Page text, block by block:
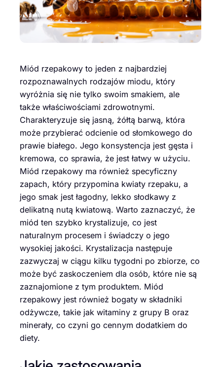
Miód rzepakowy to jeden z najbardziej
rozpoznawalnych rodzajów miodu, który
wyróżnia się nie tylko swoim smakiem, ale
także właściwościami zdrowotnymi.
Charakteryzuje się jasną, żółtą barwą, która
może przybierać odcienie od słomkowego do
prawie białego. Jego konsystencja jest gęsta i
kremowa, co sprawia, że jest łatwy w użyciu.
Miód rzepakowy ma również specyficzny
zapach, który przypomina kwiaty rzepaku, a
jego smak jest łagodny, lekko słodkawy z
delikatną nutą kwiatową. Warto zaznaczyć, że
miód ten szybko krystalizuje, co jest
naturalnym procesem i świadczy o jego
wysokiej jakości. Krystalizacja następuje
zazwyczaj w ciągu kilku tygodni po zbiorze, co
może być zaskoczeniem dla osób, które nie są
zaznajomione z tym produktem. Miód
rzepakowy jest również bogaty w składniki
odżywcze, takie jak witaminy z grupy B oraz
minerały, co czyni go cennym dodatkiem do
diety.